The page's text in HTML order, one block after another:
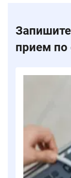
прием по